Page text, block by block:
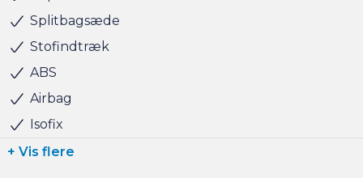
Splitbagsæde
Stofindtræk
ABS
Airbag
Isofix
+ Vis flere